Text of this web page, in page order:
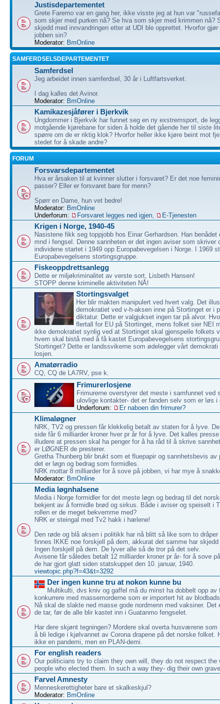
Justisdepartementet
Grete Faremo var en gang her, ikke visste jeg at hun var
som skjer med purken nå? Se hva som skjer med krimmen nå?
skjedd med innvandringen etter at UDI ble opprettet. Hvorfor
jobben sin?
Moderator: BmOnline
SAMFERDSELSDEPARTEMENTET
Samferdsel
Jeg arbeidet innen samferdsel, 30 år i Luftfartsverket.
I dag kalles det Avinor.
Moderator: BmOnline
Kamikazesjåfører i Bjerkvik
Ungdommer i Bjerkvik har funnet seg en ny exstremsport, de
motgående kjørebane for siden å holde det gående her til siste
spørre om de er riktig klok? Hvorfor heller ikke kjøre beint mot
stedet for å skade andre?
FORUM
Forsvarsdepartementet
Hva er årsaken til at kvinner slutter i forsvaret? Er det noe
passer? Eller er forsvaret bare for menn?
Spørr en Dame, hun vet bedre!
Moderator: BmOnline
Underforum:
Forsvaret legges ned igjen, E-Tjenesten
Krigen i Norge, 1940-45
Nasistene fikk seg toppjobb hos Einar Gerhardsen. Han benådet
mnd i fengsel. Denne sannheten er det ingen aviser som skriver
individene startet i 1949 opp Europabevegelsen i Norge. I 1969
Europabevegelsens stortingsgruppe.
Fiskeoppdrettsanlegg
Dette er miljøkriminalitet av verste sort, Lisbeth Hansen!
STOPP denne kriminelle aktiviteten NÅ!
Stortingsvalget
Her blir makten manipulert ved hvert valg. Det
demokratiet ved v-h-aksen inne på Stortinget er i
diktatur. Dette er valgjukset ingen tar på alvor.
flertall for EU på Stortinget, mens folket sier NEI
ikke demokratiet synlig ved at Stortinget skal gjenspeile folkets
hvem skal bistå med å få kastet Europabevegelsens
Stortinget? Dette er landssvikerne som ødelegger vårt
losjen.
Amatørradio
CQ, CQ de LA7RV, pse k.
Frimurerlosjene
Frimurerne overstyrer det meste i samfunnet ved
ulovlige kontakter- det er fanden selv som er løs i
Underforum:
Er naboen din frimurer?
Klimaløgner
NRK, TV2 og pressen får klekkelig betalt av staten for å lyve.
side får 6 milliarder kroner hver pr år for å lyve. Det kalles
illudere at pressen skal ha penger for å ha råd til å skrive
er LØGNER de presterer.
Gretha Thunberg blir brukt som et fluepapir og sannhetsbevis av
det er løgn og bedrag som formidles.
NRK mottar 8 milliarder for å sove på jobben, vi har mye å
Moderator: BmOnline
Media løgnhalsene
Media i Norge formidler for det meste løgn og bedrag til det
bekjent av å formidle brød og sirkus. Både i aviser og speiselt i
rollen er de meget bekvemme med?
NRK er steingal med Tv2 hakk i hælene!
Den røde og blå aksen i politikk har nå blitt så like som to dråper
finnes IKKE noe forskjell på dem, akkurat det samme har
Ingen forskjell på dem. De lyver alle så de tror på det selv.
Avisene får således betalt 12 milliarder kroner pr år- for å sove
de har gjort glatt siden statskuppet den 10. januar, 1940.
viewtopic.php?f=43&t=3292
Der ingen kunne tru at nokon kunne bu
Multikulti, dvs kniv og gaffel må du minst ha dobbelt opp av
konkurrere med massemorderne som er importert hit av
Nå skal de slakte ned masse gode nordmenn med vaksiner.
de tar, før de alle blir kastet inn i Guatanmo fengselet.
Har dere skjønt tegningen? Mordere skal overta husværene som
å bli ledige i kjølvannet av Corona drapene på det norske folket.
ikke en pandemi, men en PLAN-demi.
For english readers
Our politicians try to claim they own will, they do not respect the
people who elected them. In such a way they- dig their own
Farvel Amnesty
Menneskerettigheter bare et skalkeskjul?
Moderator: BmOnline